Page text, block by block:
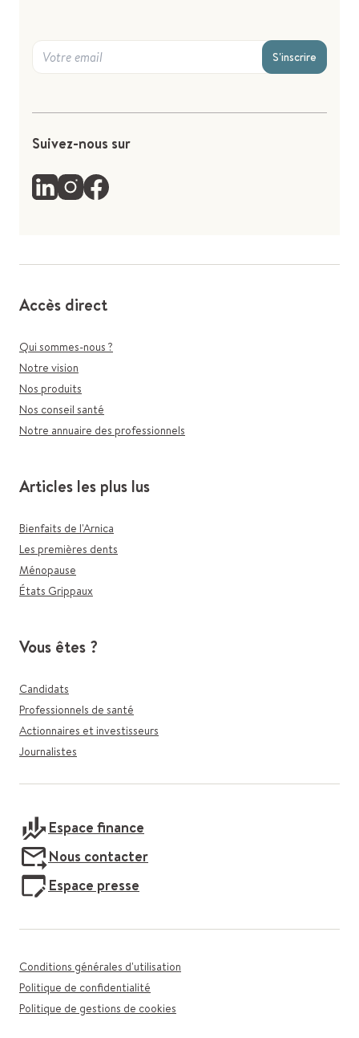
S'inscrire
Suivez-nous sur
Accès direct
Qui sommes-nous ?
Notre vision
Nos produits
Nos conseil santé
Notre annuaire des professionnels
Articles les plus lus
Bienfaits de l'Arnica
Les premières dents
Ménopause
États Grippaux
Vous êtes ?
Candidats
Professionnels de santé
Actionnaires et investisseurs
Journalistes
Espace finance
Nous contacter
Espace presse
Conditions générales d'utilisation
Politique de confidentialité
Politique de gestions de cookies